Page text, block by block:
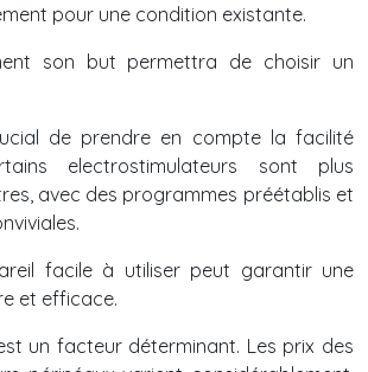
pour une condition existante.
son but permettra de choisir un
de prendre en compte la facilité
electrostimulateurs sont plus
avec des programmes préétablis et
facile à utiliser peut garantir une
et efficace.
un facteur déterminant. Les prix des